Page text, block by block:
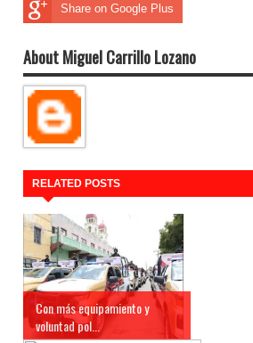
Share on Google Plus
About Miguel Carrillo Lozano
RELATED POSTS
Con más equipamiento y
voluntad pol...